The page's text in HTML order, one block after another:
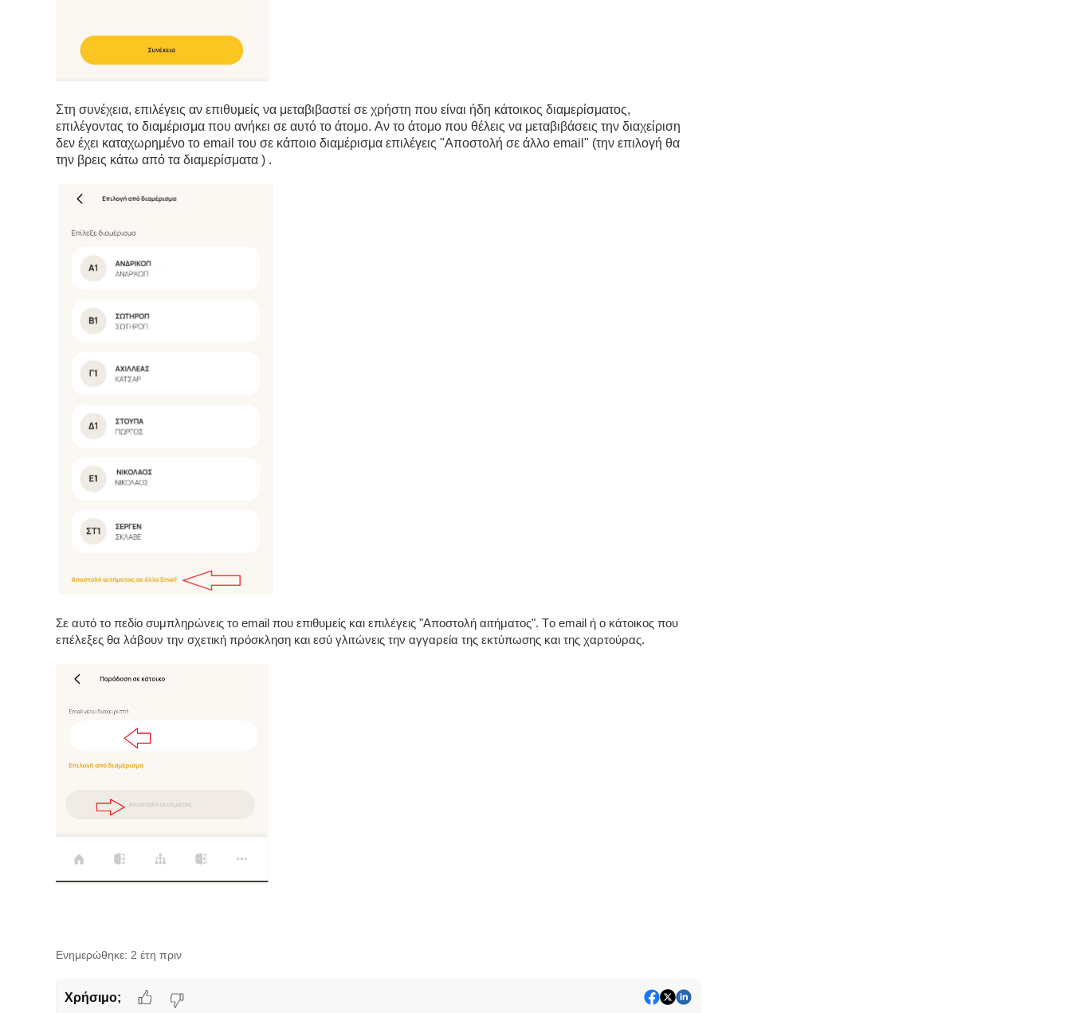
Στη συνέχεια, επιλέγεις αν επιθυμείς να μεταβιβαστεί σε χρήστη που είναι ήδη κάτοικος διαμερίσματος,
επιλέγοντας το διαμέρισμα που ανήκει σε αυτό το άτομο. Αν το άτομο που θέλεις να μεταβιβάσεις την διαχείριση
δεν έχει καταχωρημένο το email του σε κάποιο διαμέρισμα επιλέγεις "Αποστολή σε άλλο email" (την επιλογή θα
την βρεις κάτω από τα διαμερίσματα ) .
Σε αυτό το πεδίο συμπληρώνεις το email που επιθυμείς και επιλέγεις "Αποστολή αιτήματος". Το email ή ο κάτοικος που
επέλεξες θα λάβουν την σχετική πρόσκληση και εσύ γλιτώνεις την αγγαρεία της εκτύπωσης και της χαρτούρας.
Ενημερώθηκε: 2 έτη πριν
Χρήσιμο;